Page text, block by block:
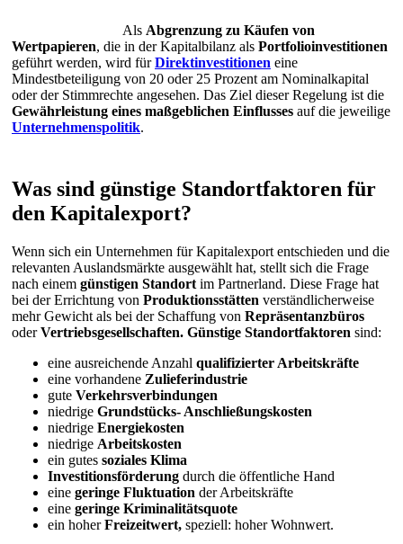
Als Abgrenzung zu Käufen von
Wertpapieren, die in der Kapitalbilanz als Portfolioinvestitionen
geführt werden, wird fürDirektinvestitionen eine
Mindestbeteiligung von 20 oder 25 Prozent am Nominalkapital
oder der Stimmrechte angesehen. Das Ziel dieser Regelung ist die
Gewährleistung eines maßgeblichen Einflusses auf die jeweilige
Unternehmenspolitik.
Was sind günstige Standortfaktoren für
den Kapitalexport?
Wenn sich ein Unternehmen für Kapitalexport entschieden und die
relevanten Auslandsmärkte ausgewählt hat, stellt sich die Frage
nach einem günstigen Standort im Partnerland. Diese Frage hat
bei der Errichtung von Produktionsstätten verständlicherweise
mehr Gewicht als bei der Schaffung von Repräsentanzbüros
oderVertriebsgesellschaften. Günstige Standortfaktoren sind:
eine ausreichende Anzahl qualifizierter Arbeitskräfte
eine vorhandene Zulieferindustrie
gute Verkehrsverbindungen
niedrige Grundstücks- Anschließungskosten
niedrige Energiekosten
niedrige Arbeitskosten
ein gutes soziales Klima
Investitionsförderung durch die öffentliche Hand
eine geringe Fluktuation der Arbeitskräfte
eine geringe Kriminalitätsquote
ein hoherFreizeitwert, speziell: hoher Wohnwert.